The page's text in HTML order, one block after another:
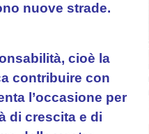
nuove strade.
cioè la
contribuire con
l’occasione per
di crescita e di